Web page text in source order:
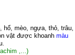
hổ, mèo, ngựa, thỏ, trâu,
vật được khoanh màu
,...)